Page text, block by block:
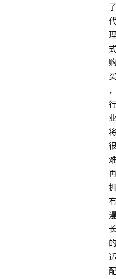
了
代
理
式
购
买
，
行
业
将
很
难
再
拥
有
漫
长
的
适
配